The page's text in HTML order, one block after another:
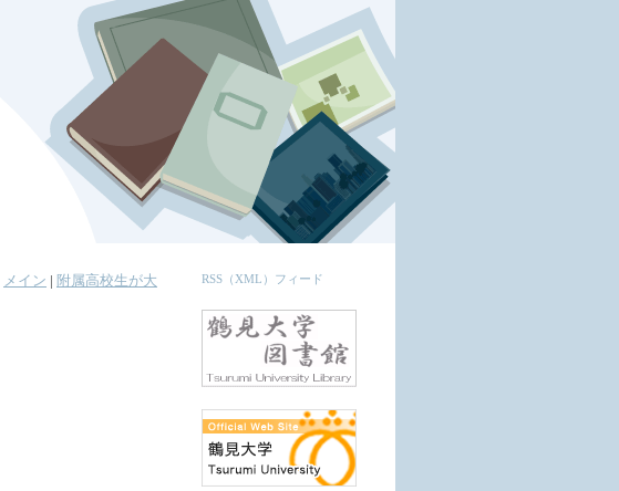
メイン | 附属高校生が大
RSS（XML）フィード